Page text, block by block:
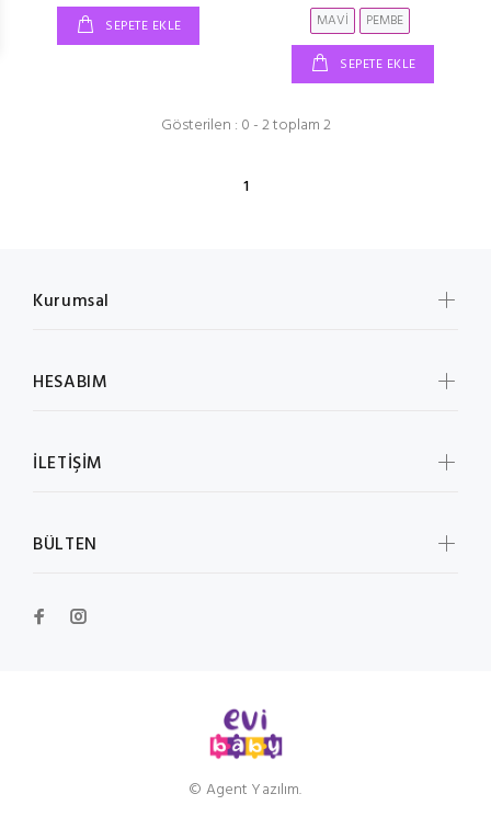
SEPETE EKLE MAVİ
PEMBE
SEPETE EKLE
Gösterilen : 0 - 2 toplam 2
1
Kurumsal
HESABIM
İLETİŞİM
BÜLTEN
© Agent Yazılım.